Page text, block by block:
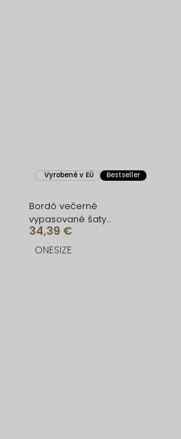
Vyrobené v EÚ Bestseller
Bordó večerné
vypasované šaty
FIAMMAR s rázporkom
34,39 €
ONESIZE